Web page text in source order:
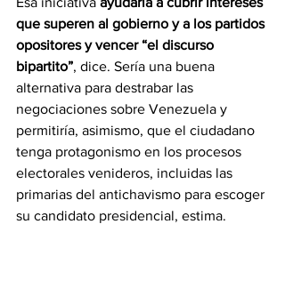
que superen al gobierno y a los partidos
opositores y vencer “el discurso
bipartito”, dice. Sería una buena
alternativa para destrabar las
negociaciones sobre Venezuela y
permitiría, asimismo, que el ciudadano
tenga protagonismo en los procesos
electorales venideros, incluidas las
primarias del antichavismo para escoger
su candidato presidencial, estima.